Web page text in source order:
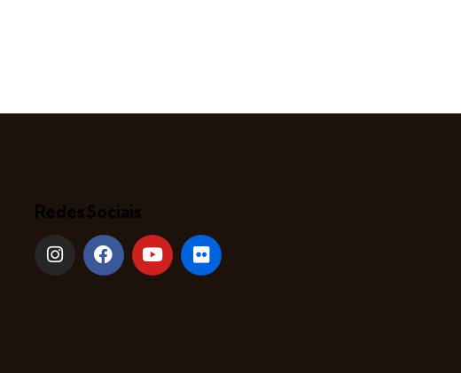
Redes Sociais